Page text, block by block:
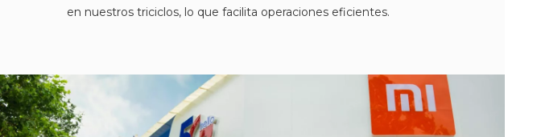
en nuestros triciclos, lo que facilita operaciones eficientes.